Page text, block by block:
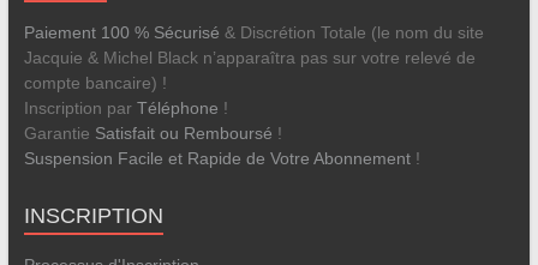
Paiement 100 % Sécurisé & Discrétion Totale (le nom du site
Jacquie & Michel Black n’apparaîtra pas sur votre relevé de
compte bancaire) !
Inscription par Téléphone !
Garantie Satisfait ou Remboursé !
Suspension Facile et Rapide de Votre Abonnement!
INSCRIPTION